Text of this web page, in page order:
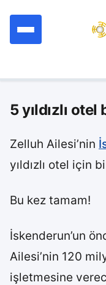
5 yıldızlı
Zelluh Ailesi’nin
yıldızlı otel için
Bu kez tamam!
İskenderun’un
Ailesi’nin 120
işletmesine